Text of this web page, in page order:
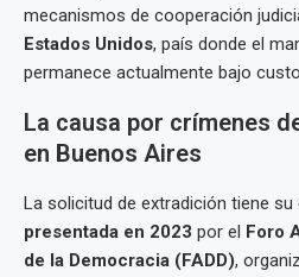
mecanismos de cooperación
Estados Unidos, país donde el
permanece actualmente bajo
La causa por crímenes
en Buenos Aires
La solicitud de extradición tiene su
presentada en 2023 por el
Foro
de la Democracia (FADD),